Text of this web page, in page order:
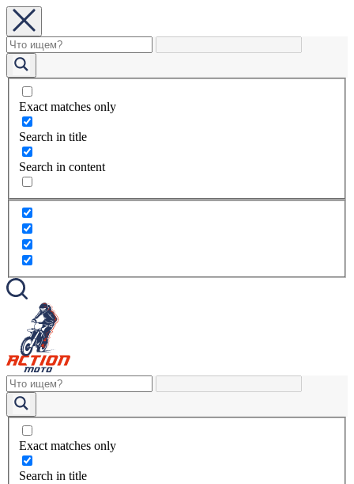
Exact matches only
Search in title
Search in content
Exact matches only
Search in title